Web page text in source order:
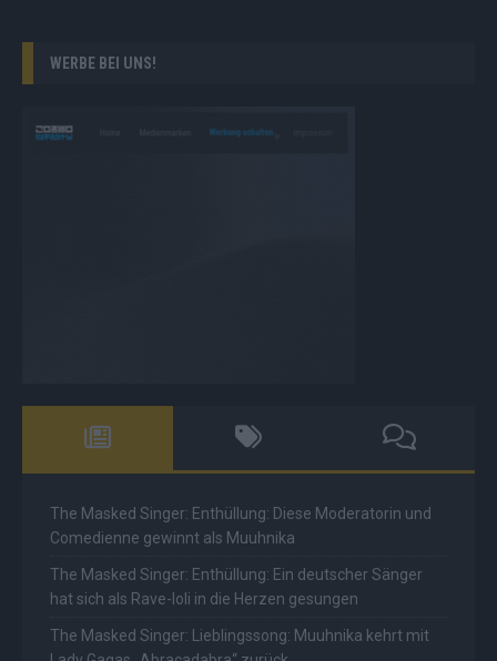
WERBE BEI UNS!
The Masked Singer: Enthüllung: Diese Moderatorin und
Comedienne gewinnt als Muuhnika
The Masked Singer: Enthüllung: Ein deutscher Sänger
hat sich als Rave-Ioli in die Herzen gesungen
The Masked Singer: Lieblingssong: Muuhnika kehrt mit